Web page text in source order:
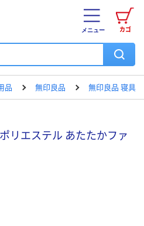
カゴ
メニュー
品 無印良品 無印良品 寝具
リエステル あたたかファ